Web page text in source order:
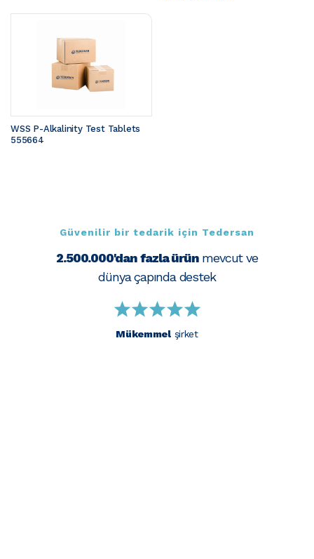
WSS P-Alkalinity Test Tablets
555664
Güvenilir bir tedarik için Tedersan
2.500.000'dan fazla ürünmevcut ve
dünya çapında destek
Mükemmelşirket